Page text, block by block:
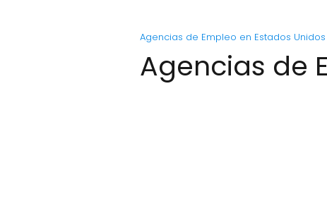
Agencias de Empleo en Estados Unidos
Agencias de